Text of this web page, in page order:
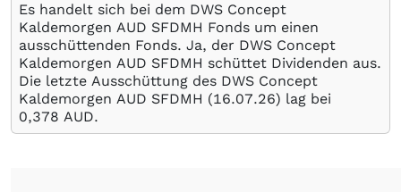
Es handelt sich bei dem DWS Concept
Kaldemorgen AUD SFDMH Fonds um einen
ausschüttenden Fonds. Ja, der DWS Concept
Kaldemorgen AUD SFDMH schüttet Dividenden aus.
Die letzte Ausschüttung des DWS Concept
Kaldemorgen AUD SFDMH (16.07.26) lag bei
0,378 AUD.